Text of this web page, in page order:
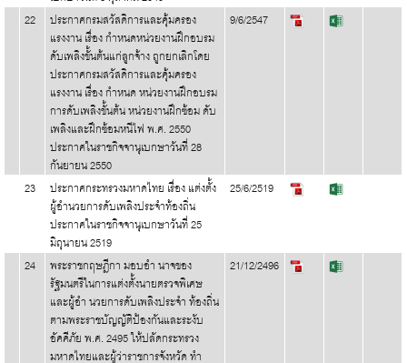
22 ประกาศกรมสวัสดิการและคุ้มครอง
แรงงาน เรื่อง กำหนดหน่วยงานฝึกอบรม
ดับเพลิงขั้นต้นแก่ลูกจ้าง ถูกยกเลิกโดย
ประกาศกรมสวัสดิการและคุ้มครอง
แรงงาน เรื่อง กำหนด หน่วยงานฝึกอบรม
การดับเพลิงขั้นต้น หน่วยงานฝึกซ้อม ดับ
เพลิงและฝึกซ้อมหนีไฟ พ.ศ. 2550
ประกาศในราชกิจจานุเบกษาวันที่ 28
กันยายน 2550
9/6/2547
23 ประกาศกระทรวงมหาดไทย เรื่อง แต่งตั้ง
ผู้อำนวยการดับเพลิงประจำท้องถิ่น
ประกาศในราชกิจจานุเบกษาวันที่ 25
มิถุนายน 2519
25/6/2519
24 พระราชกฤษฎีกา มอบอำ นาจของ
รัฐมนตรีในการแต่งตั้งนายตรวจพิเศษ
และผู้อำ นวยการดับเพลิงประจำ ท้องถิ่น
ตามพระราชบัญญัติป้องกันและระงับ
อัคคีภัย พ.ศ. 2495 ให้ปลัดกระทรวง
มหาดไทยและผู้ว่าราชการจังหวัด ทำ
21/12/2496